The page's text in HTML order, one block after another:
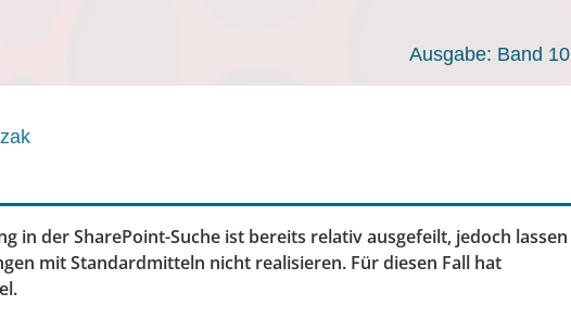
Ausgabe: Band 10
in der SharePoint-Suche ist bereits relativ ausgefeilt, jedoch lassen
mit Standardmitteln nicht realisieren. Für diesen Fall hat